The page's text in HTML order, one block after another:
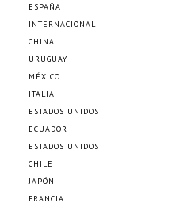
ESPAÑA
INTERNACIONAL
CHINA
URUGUAY
MÉXICO
ITALIA
ESTADOS UNIDOS
ECUADOR
ESTADOS UNIDOS
CHILE
JAPÓN
FRANCIA